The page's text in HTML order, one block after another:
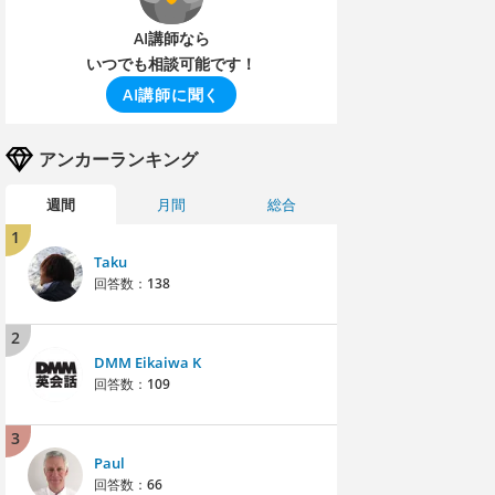
AI講師なら
いつでも相談可能です！
AI講師に聞く
アンカーランキング
週間 月間 総合
1
Taku
回答数： 138
2
DMM Eikaiwa K
回答数： 109
3
Paul
回答数： 66